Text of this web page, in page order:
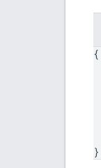
{
}